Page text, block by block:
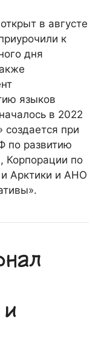
в августе
к
дня
языков
в 2022
создается при
по развитию
Корпорации по
и Арктики и АНО